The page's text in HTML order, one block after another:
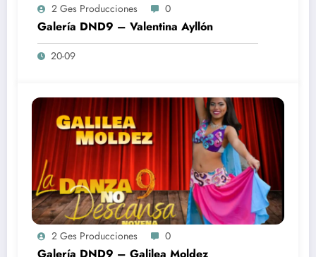
2 Ges Producciones 0
Galería DND9 – Valentina Ayllón
20-09
2 Ges Producciones 0
Galería DND9 – Galilea Moldez